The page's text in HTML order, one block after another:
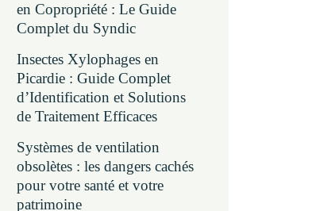
en Copropriété : Le Guide
Complet du Syndic
Insectes Xylophages en
Picardie : Guide Complet
d’Identification et Solutions
de Traitement Efficaces
Systèmes de ventilation
obsolètes : les dangers cachés
pour votre santé et votre
patrimoine